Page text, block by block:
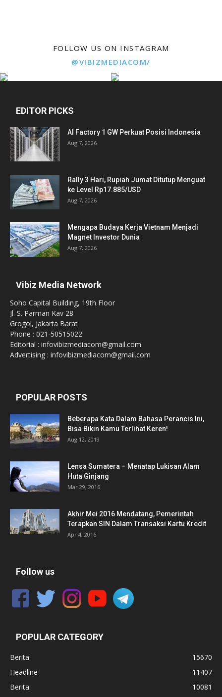
FOLLOW US ON INSTAGRAM
@VIBIZMEDIACOM/
EDITOR PICKS
AI Factory 1 GW Perkuat Posisi Indonesia
Aug 7, 2026
Rally 3 Hari, Rupiah Jumat Ditutup Menguat
ke Level Rp17.885/USD
Aug 7, 2026
Mengapa Budaya Kerja Vietnam Menjadi
Magnet Investor Dunia
Aug 7, 2026
Vibiz Media Network
Soho Capital Building, 19th Floor
Jl. S. Parman Kav 28
Grogol, Jakarta Barat
Phone : 021-50515022
Editorial : infovibizmediacom@gmail.com
Advertising : infovibizmediacom@gmail.com
POPULAR POSTS
Beberapa Kata Dalam Bahasa Perancis Ini,
Bisa Bikin Kamu Terlihat Keren!
Aug 12, 2019
Lensa Sumatera – Menatap Lukisan Alam
Huta Ginjang
Mar 29, 2016
Akhir Mei 2016 Mendatang, Pemerintah
Terapkan SIN Dalam Transaksi Kartu Kredit
Apr 4, 2016
Follow us
POPULAR CATEGORY
Berita
15670
Headline
11407
Berita
10081